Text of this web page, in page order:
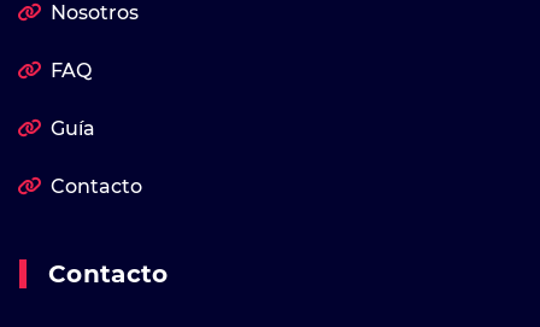
Nosotros
FAQ
Guía
Contacto
Contacto